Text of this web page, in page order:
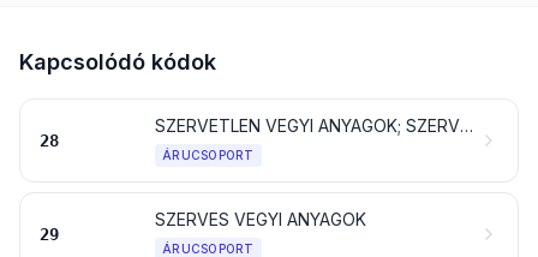
Kapcsolódó kódok
28
SZERVETLEN VEGYI ANYAGOK; SZERVETLEN VAGY SZERVES VEGYÜLETEK NEMESFÉMBŐL, RITKAFÖLDFÉMBŐL, RADIOAKTÍV ELEMEKBŐL VAGY IZOTÓPOKBÓL
ÁRUCSOPORT
29
SZERVES VEGYI ANYAGOK
ÁRUCSOPORT